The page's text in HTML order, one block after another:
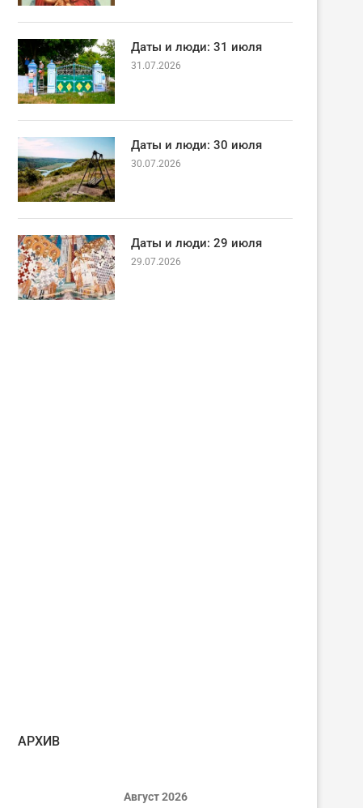
Даты и люди: 31 июля
31.07.2026
Даты и люди: 30 июля
30.07.2026
Даты и люди: 29 июля
29.07.2026
AРХИВ
Август 2026